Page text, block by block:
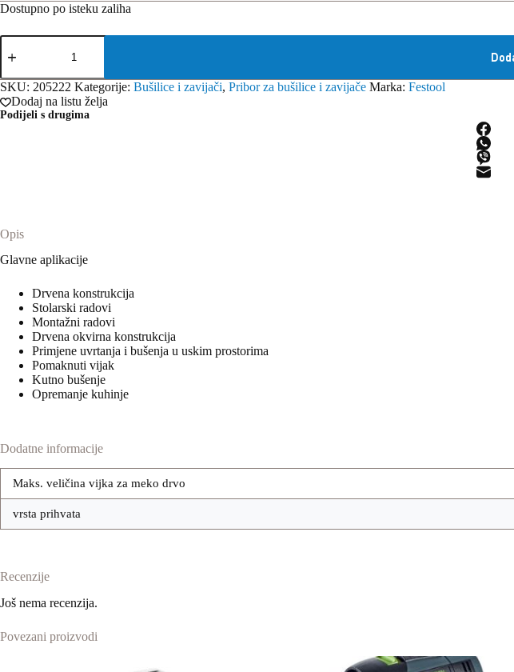
Dostupno po isteku zaliha
Festool
Kutni
AN-
UNI
količina
SKU: 205222 Kategorije: Bušilice i zavijači, Pribor za bušilice i zavijače Marka: Festool
Dodaj na listu želja
Podijeli s drugima
Opis
Glavne aplikacije
Drvena konstrukcija
Stolarski radovi
Montažni radovi
Drvena okvirna konstrukcija
Primjene uvrtanja i bušenja u uskim prostorima
Pomaknuti vijak
Kutno bušenje
Opremanje kuhinje
Dodatne informacije
Maks. veličina vijka za meko drvo
vrsta prihvata
Recenzije
Još nema recenzija.
Povezani proizvodi